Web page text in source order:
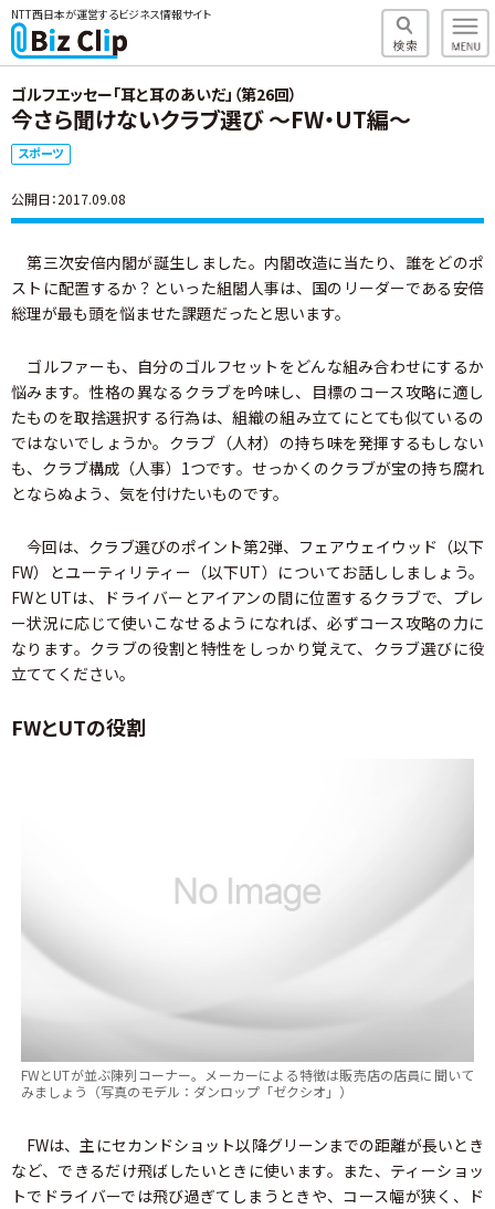
NTT西日本が運営するビジネス情報サイト
ゴルフエッセー「耳と耳のあいだ」（第26回）
今さら聞けないクラブ選び ～FW・UT編～
スポーツ
公開日：2017.09.08
第三次安倍内閣が誕生しました。内閣改造に当たり、誰をどのポ
ストに配置するか？といった組閣人事は、国のリーダーである安倍
総理が最も頭を悩ませた課題だったと思います。
ゴルファーも、自分のゴルフセットをどんな組み合わせにするか
悩みます。性格の異なるクラブを吟味し、目標のコース攻略に適し
たものを取捨選択する行為は、組織の組み立てにとても似ているの
ではないでしょうか。クラブ（人材）の持ち味を発揮するもしない
も、クラブ構成（人事）1つです。せっかくのクラブが宝の持ち腐れ
とならぬよう、気を付けたいものです。
今回は、クラブ選びのポイント第2弾、フェアウェイウッド（以下
FW）とユーティリティー（以下UT）についてお話ししましょう。
FWとUTは、ドライバーとアイアンの間に位置するクラブで、プレ
ー状況に応じて使いこなせるようになれば、必ずコース攻略の力に
なります。クラブの役割と特性をしっかり覚えて、クラブ選びに役
立ててください。
FWとUTの役割
FWとUTが並ぶ陳列コーナー。メーカーによる特徴は販売店の店員に聞いて
みましょう（写真のモデル：ダンロップ「ゼクシオ」）
FWは、主にセカンドショット以降グリーンまでの距離が長いとき
など、できるだけ飛ばしたいときに使います。また、ティーショッ
トでドライバーでは飛び過ぎてしまうときや、コース幅が狭く、ド